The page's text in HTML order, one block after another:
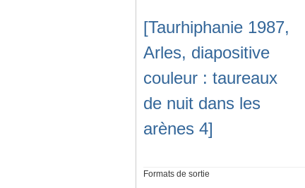
[Taurhiphanie 1987,
Arles, diapositive
couleur : taureaux
de nuit dans les
arènes 4]
Formats de sortie